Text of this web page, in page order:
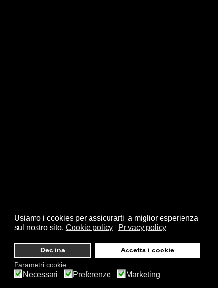
Usiamo i cookies per assicurarti la miglior esperienza
sul nostro sito. Cookie policy Privacy policy
Declina
Accetta i cookie
Parametri cookie:
Necessari Preferenze Marketing
Giovanna, 12 - 20129 Milano - CF. 80105170155 - P. Iva
10013490155 - Email fsi@federscacchi.it - Tel. 02.86464369 -
Privacy